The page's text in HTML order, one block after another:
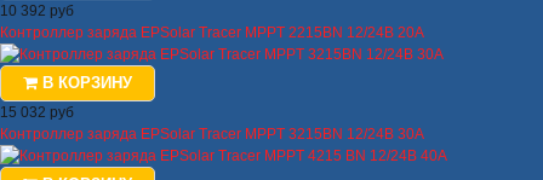
10 392 руб
Контроллер заряда EPSolar Tracer MPPT 2215BN 12/24В 20А
В КОРЗИНУ
15 032 руб
Контроллер заряда EPSolar Tracer MPPT 3215BN 12/24В 30А